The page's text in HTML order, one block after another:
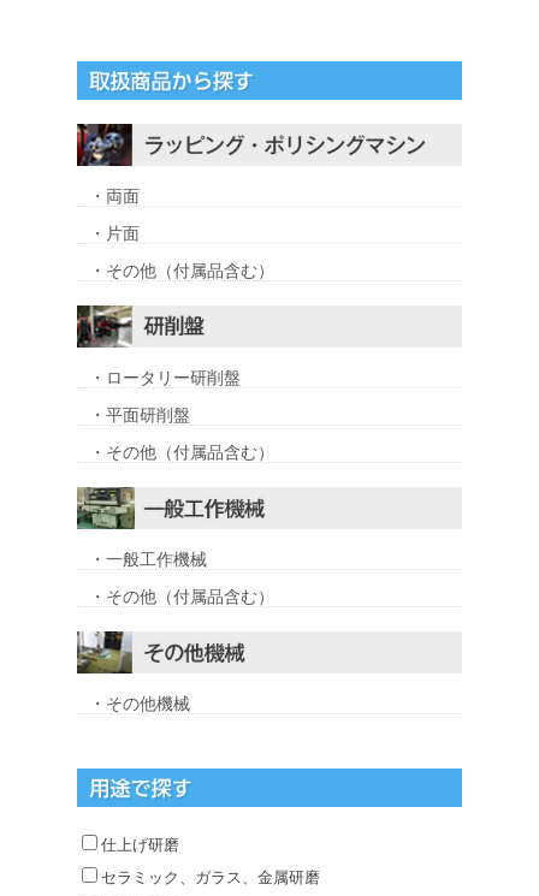
・両面
・片面
・その他（付属品含む）
・ロータリー研削盤
・平面研削盤
・その他（付属品含む）
・一般工作機械
・その他（付属品含む）
・その他機械
仕上げ研磨
セラミック、ガラス、金属研磨